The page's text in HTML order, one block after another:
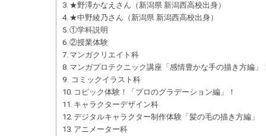
★野澤かなえさん（新潟県 新潟西高校出身）
★中野綾乃さん（新潟県 新潟西高校出身）
①学科説明
②授業体験
マンガクリエイト科
マンガプロテクニック講座「感情豊かな手の描き方編」
コミックイラスト科
コピック体験！「プロのグラデーション編」！
キャラクターデザイン科
デジタルキャラクター制作体験「髪の毛の描き方編」
アニメーター科